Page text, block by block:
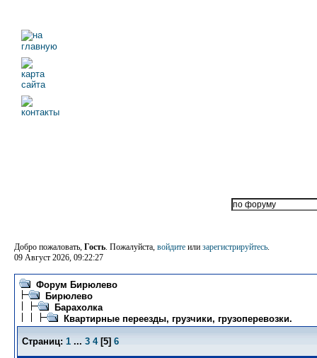
Добро пожаловать, Гость. Пожалуйста, войдите или зарегистрируйтесь.
09 Август 2026, 09:22:27
Форум Бирюлево
Бирюлево
Барахолка
Квартирные переезды, грузчики, грузоперевозки.
Страниц: 1 ... 3 4[5] 6